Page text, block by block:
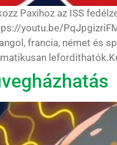
Paxihoz az ISS
youtu.be/
francia, német és